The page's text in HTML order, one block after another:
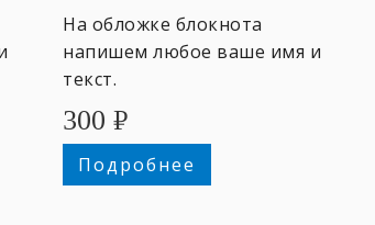
На обложке блокнота
напишем любое ваше имя и
текст.
300 ₽
Подробнее